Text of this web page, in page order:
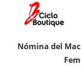
Nómina del